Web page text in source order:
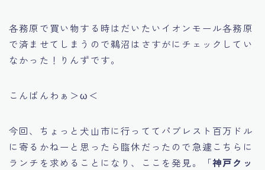
各務原で買い物する時はだいたいイオンモール各務原
で済ませてしまうので鵜沼はさすがにチェックしてい
なかった！りんずです。
こんばんわぁ＞ω＜
今回、ちょっと犬山市に行っててパブレスト百万ドル
に寄るかねーと思ったら臨休だったので急遽こちらに
ランチを求めることになり、ここを発見。「神戸クッ